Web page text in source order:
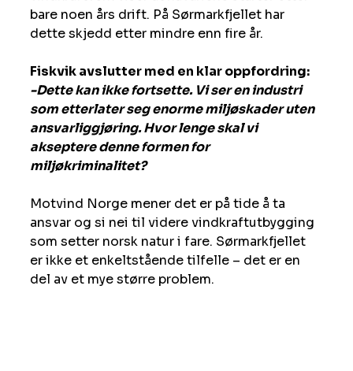
bare noen års drift. På Sørmarkfjellet har
dette skjedd etter mindre enn fire år.
Fiskvik avslutter med en klar oppfordring:
-Dette kan ikke fortsette. Vi ser en industri
som etterlater seg enorme miljøskader uten
ansvarliggjøring. Hvor lenge skal vi
akseptere denne formen for
miljøkriminalitet?
Motvind Norge mener det er på tide å ta
ansvar og si nei til videre vindkraftutbygging
som setter norsk natur i fare. Sørmarkfjellet
er ikke et enkeltstående tilfelle – det er en
del av et mye større problem.